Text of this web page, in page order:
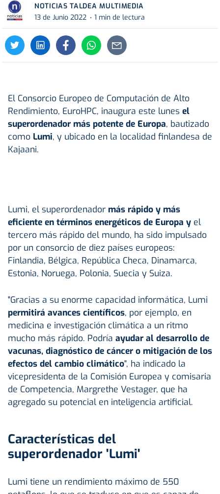
NOTICIAS TALDEA MULTIMEDIA
13 de Junio 2022
1 min de lectura
El Consorcio Europeo de Computación de Alto
Rendimiento, EuroHPC, inaugura este lunes el
superordenador más potente de Europa, bautizado
como Lumi, y ubicado en la localidad finlandesa de
Kajaani.
Lumi, el superordenador más rápido y más
eficiente en términos energéticos de Europa y el
tercero más rápido del mundo, ha sido impulsado
por un consorcio de diez países europeos:
Finlandia, Bélgica, República Checa, Dinamarca,
Estonia, Noruega, Polonia, Suecia y Suiza.
"Gracias a su enorme capacidad informática, Lumi
permitirá avances científicos, por ejemplo, en
medicina e investigación climática a un ritmo
mucho más rápido. Podría ayudar al desarrollo de
vacunas, diagnóstico de cáncer o mitigación de los
efectos del cambio climático", ha indicado la
vicepresidenta de la Comisión Europea y comisaria
de Competencia, Margrethe Vestager, que ha
agregado su potencial en inteligencia artificial.
Características del
superordenador 'Lumi'
Lumi tiene un rendimiento máximo de 550